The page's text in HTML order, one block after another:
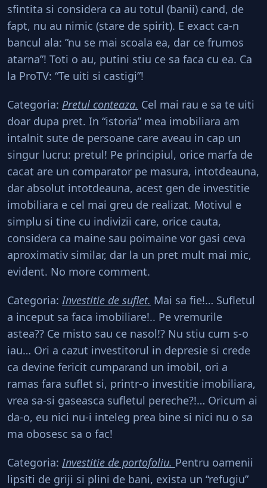
sfintita si considera ca au totul (banii) cand, de
fapt, nu au nimic (stare de spirit). E exact ca-n
bancul ala: ”nu se mai scoala ea, dar ce frumos
atarna”! Toti o au, putini stiu ce sa faca cu ea. Ca
la ProTV: “Te uiti si castigi”!
Categoria: Pretul conteaza. Cel mai rau e sa te uiti
doar dupa pret. In “istoria” mea imobiliara am
intalnit sute de persoane care aveau in cap un
singur lucru: pretul! Pe principiul, orice marfa de
cacat are un comparator pe masura, intotdeauna,
dar absolut intotdeauna, acest gen de investitie
imobiliara e cel mai greu de realizat. Motivul e
simplu si tine cu indivizii care, orice cauta,
considera ca maine sau poimaine vor gasi ceva
aproximativ similar, dar la un pret mult mai mic,
evident. No more comment.
Categoria:Investitie de suflet. Mai sa fie!… Sufletul
a inceput sa faca imobiliare!.. Pe vremurile
astea?? Ce misto sau ce nasol!? Nu stiu cum s-o
iau… Ori a cazut investitorul in depresie si crede
ca devine fericit cumparand un imobil, ori a
ramas fara suflet si, printr-o investitie imobiliara,
vrea sa-si gaseasca sufletul pereche?!… Oricum ai
da-o, eu nici nu-i inteleg prea bine si nici nu o sa
ma obosesc sa o fac!
Categoria:Investitie de portofoliu. Pentru oamenii
lipsiti de griji si plini de bani, exista un “refugiu”